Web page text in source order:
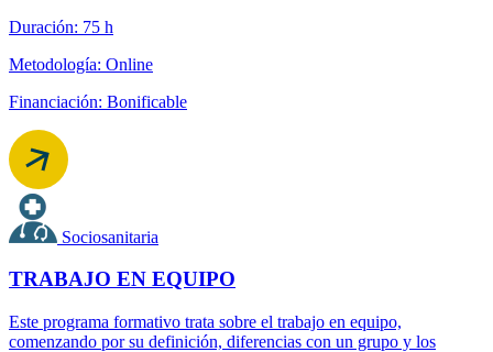
Duración: 75 h
Metodología: Online
Financiación: Bonificable
Sociosanitaria
TRABAJO EN EQUIPO
Este programa formativo trata sobre el trabajo en equipo,
comenzando por su definición, diferencias con un grupo y los